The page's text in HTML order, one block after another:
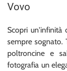
Vovo
Scopri un'infinità
sempre sognato.
poltroncine e
fotografia un